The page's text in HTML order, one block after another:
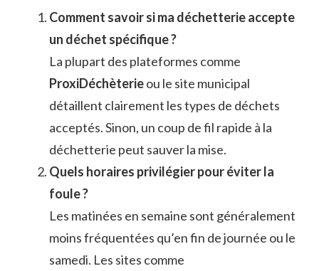
Comment savoir si ma déchetterie accepte
un déchet spécifique ?
La plupart des plateformes comme
ProxiDéchèterieou le site municipal
détaillent clairement les types de déchets
acceptés. Sinon, un coup de fil rapide à la
déchetterie peut sauver la mise.
Quels horaires privilégier pour éviter la
foule ?
Les matinées en semaine sont généralement
moins fréquentées qu’en fin de journée ou le
samedi. Les sites comme